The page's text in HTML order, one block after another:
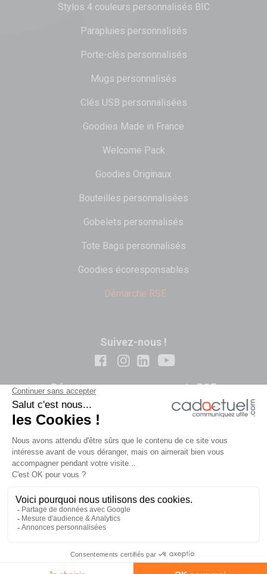
Stylos 4 couleurs personnalisés BIC
Parapluies personnalisés
Porte-clés personnalisés
Mugs personnalisés
Clés USB personnalisées
Goodies Made in France
Welcome Pack
Goodies Originaux
Bouteilles personnalisées
Gobelets personnalisés
Tote Bags personnalisés
Goodies écoresponsables
Démarche RSE
Suivez-nous !
Découvrez nos engagements RSE
Contact-Politique de confidentialité
Conditions Générales de Vente
légales -
© 2026 CADACTUEL - 129 rue Jean Mermoz – BAT B ZAC de